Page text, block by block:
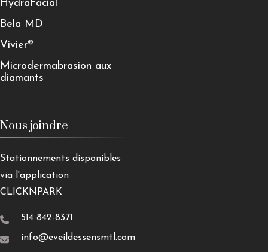
HydraFacial
Bela MD
Vivier®
Microdermabrasion aux
diamants
Nous joindre
Stationnements disponibles
via l'application
CLICKNPARK
514 842-8371
info@eveildessensmtl.com